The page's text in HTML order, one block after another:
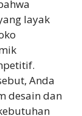
layak
Anda
desain dan